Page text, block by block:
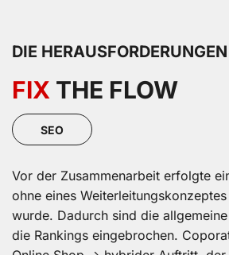
DIE HERAUSFORDERUNGEN
FIX THE FLOW
SEO
Vor der Zusammenarbeit erfolgte
ohne eines
wurde. Dadurch sind die
die Rankings eingebrochen.